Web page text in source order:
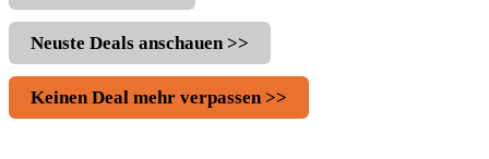
Neuste Deals anschauen >>
Keinen Deal mehr verpassen >>